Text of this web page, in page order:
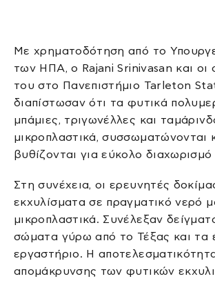
Με χρηματοδότηση από το
των ΗΠΑ, ο Rajani Srinivasan και οι
του στο Πανεπιστήμιο Tarleton
διαπίστωσαν ότι τα φυτικά
μπάμιες, τριγωνέλλες και
μικροπλαστικά, συσσωματώνονται
βυθίζονται για εύκολο
Στη συνέχεια, οι ερευνητές
εκχυλίσματα σε πραγματικό νερό
μικροπλαστικά. Συνέλεξαν
σώματα γύρω από το Τέξας και τα
εργαστήριο. Η
απομάκρυνσης των φυτικών